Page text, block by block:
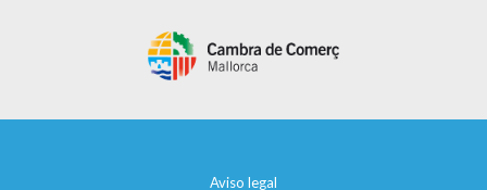
Aviso legal